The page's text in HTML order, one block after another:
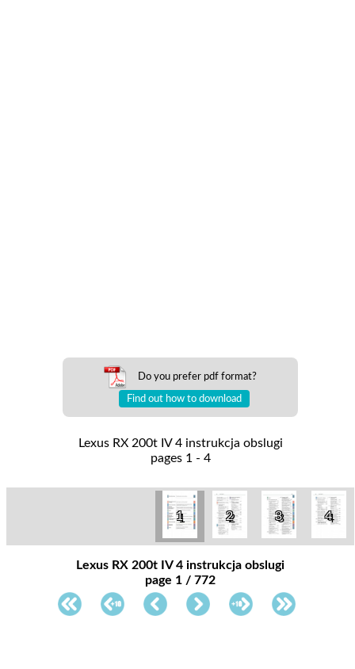
Do you prefer pdf format?
Find out how to download
Lexus RX 200t IV 4 instrukcja obslugi
pages 1 - 4
1 2 3 4
Lexus RX 200t IV 4 instrukcja obslugi
page 1 / 772